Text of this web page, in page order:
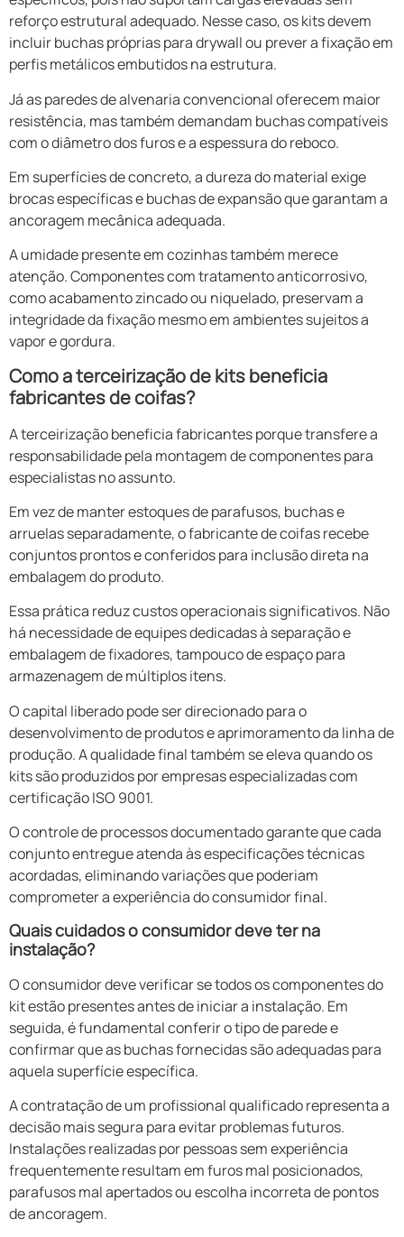
reforço estrutural adequado. Nesse caso, os kits devem
incluir buchas próprias para drywall ou prever a fixação em
perfis metálicos embutidos na estrutura.
Já as paredes de alvenaria convencional oferecem maior
resistência, mas também demandam buchas compatíveis
com o diâmetro dos furos e a espessura do reboco.
Em superfícies de concreto, a dureza do material exige
brocas específicas e buchas de expansão que garantam a
ancoragem mecânica adequada.
A umidade presente em cozinhas também merece
atenção. Componentes com tratamento anticorrosivo,
como acabamento zincado ou niquelado, preservam a
integridade da fixação mesmo em ambientes sujeitos a
vapor e gordura.
Como a terceirização de kits beneficia
fabricantes de coifas?
A terceirização beneficia fabricantes porque transfere a
responsabilidade pela montagem de componentes para
especialistas no assunto.
Em vez de manter estoques de parafusos, buchas e
arruelas separadamente, o fabricante de coifas recebe
conjuntos prontos e conferidos para inclusão direta na
embalagem do produto.
Essa prática reduz custos operacionais significativos. Não
há necessidade de equipes dedicadas à separação e
embalagem de fixadores, tampouco de espaço para
armazenagem de múltiplos itens.
O capital liberado pode ser direcionado para o
desenvolvimento de produtos e aprimoramento da linha de
produção. A qualidade final também se eleva quando os
kits são produzidos por empresas especializadas com
certificação ISO 9001.
O controle de processos documentado garante que cada
conjunto entregue atenda às especificações técnicas
acordadas, eliminando variações que poderiam
comprometer a experiência do consumidor final.
Quais cuidados o consumidor deve ter na
instalação?
O consumidor deve verificar se todos os componentes do
kit estão presentes antes de iniciar a instalação. Em
seguida, é fundamental conferir o tipo de parede e
confirmar que as buchas fornecidas são adequadas para
aquela superfície específica.
A contratação de um profissional qualificado representa a
decisão mais segura para evitar problemas futuros.
Instalações realizadas por pessoas sem experiência
frequentemente resultam em furos mal posicionados,
parafusos mal apertados ou escolha incorreta de pontos
de ancoragem.